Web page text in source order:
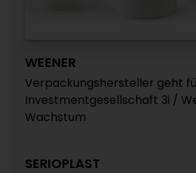
WEENER
Verpackungshersteller geht
Investmentgesellschaft 3i /
Wachstum
SERIOPLAST